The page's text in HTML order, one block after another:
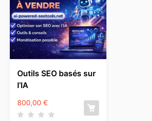
Outils SEO basés sur
l’IA
800,00 €